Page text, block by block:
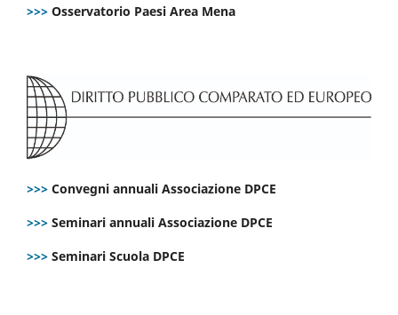
>>> Osservatorio Paesi Area Mena
>>> Convegni annuali Associazione DPCE
>>> Seminari annuali Associazione DPCE
>>> Seminari Scuola DPCE